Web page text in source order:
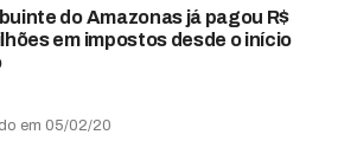
do Amazonas já pagou R$
em impostos desde o início
em 05/02/20